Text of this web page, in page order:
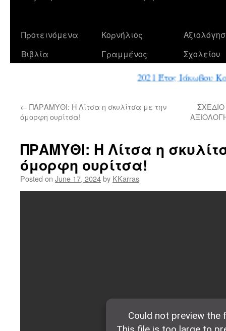
Προτεινόμενα
Βιβλία
Κορνήλιος
Γραμμένος
Σχολείου
2021 Έτος Ιάκωβου
← ΠΑΡΑΜΥΘΙ: Η Λίτσα η σκυλίτσα με την
όμορφη ουρίτσα!
ΠΡΑΜΥΘΙ: Η Λίτσα η
όμορφη ουρίτσα!
Posted on June 17, 2024by KKarras